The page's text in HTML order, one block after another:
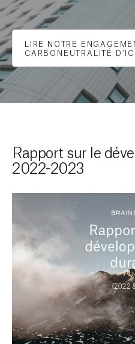
LIRE NOTRE
CARBONEUTRALITÉ
Rapport sur le
2022-2023